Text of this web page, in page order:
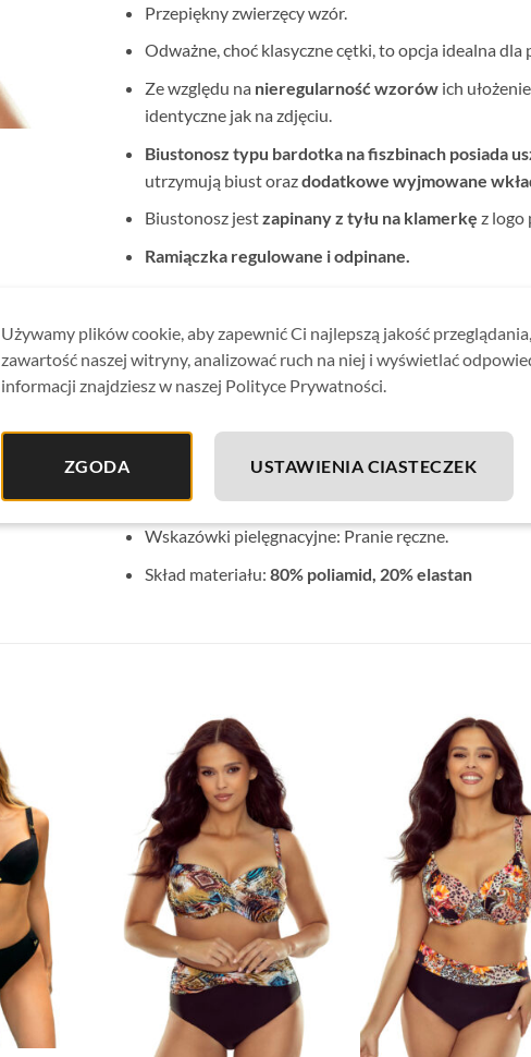
Przepiękny zwierzęcy wzór.
Odważne, choć klasyczne cętki, to opcja idealna
Ze względu na nieregularność wzorówich
identyczne jak na zdjęciu.
Biustonosz typu bardotka na fiszbinach posiada
utrzymują biust orazdodatkowe wyjmowane
Biustonosz jestzapinany z tyłu na klamerkę z logo
Ramiączka regulowane i odpinane.
Strój od wewnątrz pokryty jest delikatną
strój nie prześwituje.
Kostium idealnie sprawdzi się zarówno na basenie
Materiał odporny na chlor, wodę morską i słońce.
Stroje kąpielowe Gabbiano sąprodukowane w
wysoką jakość i komfort noszenia.
Wskazówki pielęgnacyjne: Pranie ręczne.
Skład materiału: 80% poliamid, 20% elastan
Używamy plików cookie, aby zapewnić Ci najlepszą jakość
zawartość naszej witryny, analizować ruch na niej i wyświetlać
informacji znajdziesz w naszej Polityce Prywatności.
ZGODA USTAWIENIA CIASTECZEK